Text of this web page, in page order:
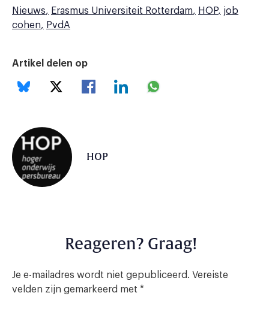
Nieuws
Erasmus Universiteit Rotterdam HOP
job
cohen
PvdA
Artikel delen op
HOP
Reageren? Graag!
Je e-mailadres wordt niet gepubliceerd. Vereiste
velden zijn gemarkeerd met *